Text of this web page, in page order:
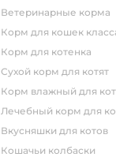
ветеринарные корма
корм для кошек
корм для котенка
сухой корм для котят
корм влажный для
лечебный корм для
вкусняшки для котов
кошачьи колбаски